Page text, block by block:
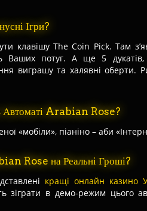
Ігри?
клавішу The Coin Pick. Там
Ваших потуг. А ще 5
виграшу та халявні оберти.
Автоматі Arabian Rose?
«мобіли», піаніно – аби
Rose на Реальні Гроші?
кращі онлайн казино
зіграти в демо-режим цього